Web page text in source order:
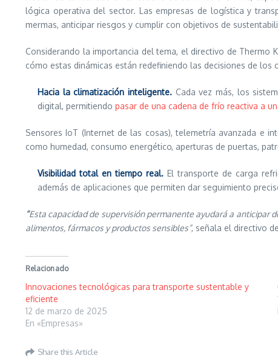
lógica operativa del sector. Las empresas de logística y
mermas, anticipar riesgos y cumplir con objetivos de
Considerando la importancia del tema, el directivo de Thermo
cómo estas dinámicas están redefiniendo las decisiones de
Hacia la climatización inteligente. Cada vez más, los
digital, permitiendo pasar de una cadena de frío reactiva a
Sensores IoT (Internet de las cosas), telemetría avanzada e
como humedad, consumo energético, aperturas de puertas,
Visibilidad total en tiempo real. El transporte de carga
además de aplicaciones que permiten dar seguimiento
“Esta capacidad de supervisión permanente ayudará a anticipar
alimentos, fármacos y productos sensibles”, señala el directivo
Relacionado
Innovaciones tecnológicas para transporte sustentable y
eficiente
12 de marzo de 2025
En «Empresas»
Share this Article